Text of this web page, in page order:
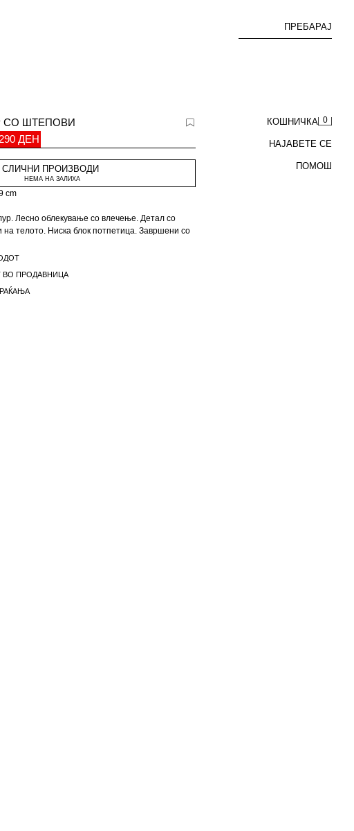
ПРЕБАРАЈ
КОШНИЧКА 0
НАЈАВЕТЕ СЕ
ПОМОШ
СО ШТЕПОВИ
ДЕН
СЛИЧНИ ПРОИЗВОДИ
НЕМА НА ЗАЛИХА
cm
Лесно облекување со влечење. Детал со
телото. Ниска блок потпетица. Завршени со
ВО ПРОДАВНИЦА